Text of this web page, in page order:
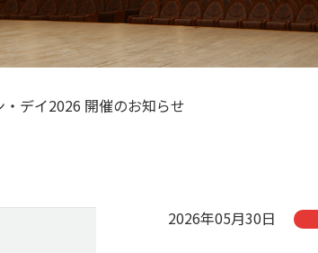
・デイ2026 開催のお知らせ
2026年05月30日